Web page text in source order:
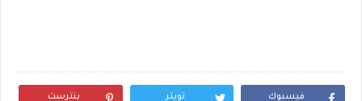
فيسبوك تويتر بنترست